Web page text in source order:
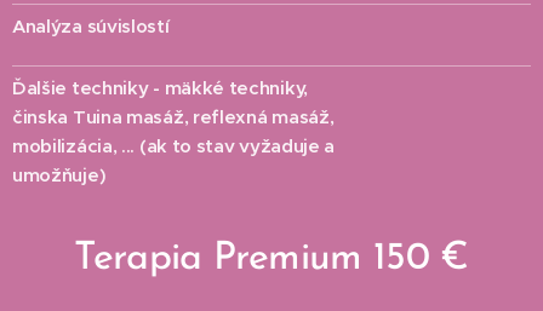
Analýza súvislostí
Ďalšie techniky - mäkké techniky,
činska Tuina masáž, reflexná masáž,
mobilizácia, ... (ak to stav vyžaduje a
umožňuje)
Terapia Premium 150 €